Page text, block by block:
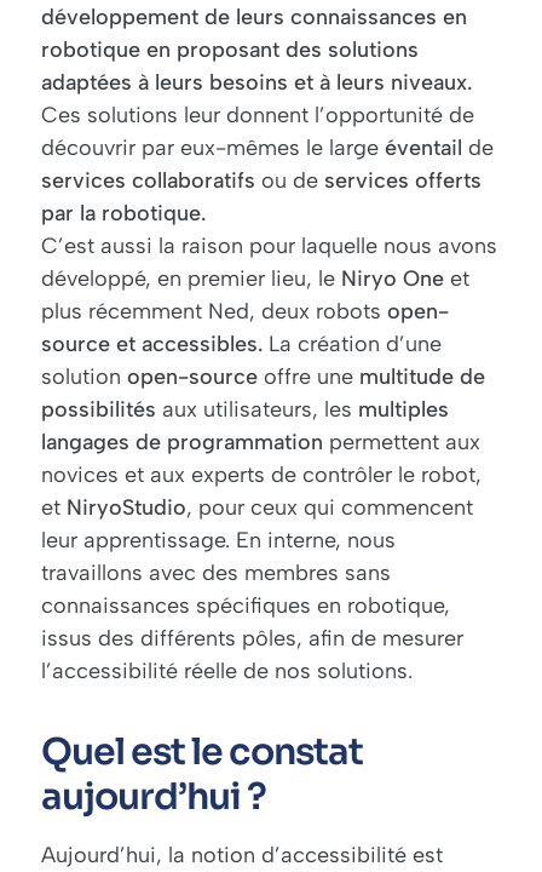
développement de leurs connaissances en
robotique en proposant des solutions
adaptées à leurs besoins et à leurs niveaux.
Ces solutions leur donnent l’opportunité de
découvrir par eux-mêmes le large éventail de
services collaboratifs ou de services offerts
par la robotique.
C’est aussi la raison pour laquelle nous avons
développé, en premier lieu, le Niryo One et
plus récemment Ned, deux robots open-
source et accessibles. La création d’une
solution open-source offre une multitude de
possibilités aux utilisateurs, les multiples
langages de programmation permettent aux
novices et aux experts de contrôler le robot,
et NiryoStudio, pour ceux qui commencent
leur apprentissage. En interne, nous
travaillons avec des membres sans
connaissances spécifiques en robotique,
issus des différents pôles, afin de mesurer
l’accessibilité réelle de nos solutions.
Quel est le constat
aujourd’hui ?
Aujourd’hui, la notion d’accessibilité est